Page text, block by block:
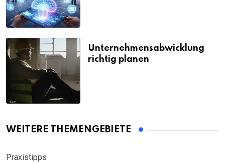
Unternehmensabwicklung
richtig planen
WEITERE THEMENGEBIETE
Praxistipps